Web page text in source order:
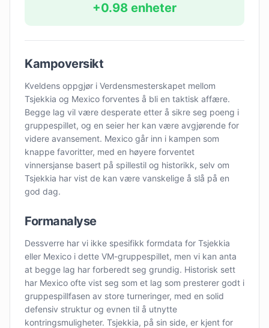
+0.98 enheter
Kampoversikt
Kveldens oppgjør i Verdensmesterskapet mellom
Tsjekkia og Mexico forventes å bli en taktisk affære.
Begge lag vil være desperate etter å sikre seg poeng i
gruppespillet, og en seier her kan være avgjørende for
videre avansement. Mexico går inn i kampen som
knappe favoritter, med en høyere forventet
vinnersjanse basert på spillestil og historikk, selv om
Tsjekkia har vist de kan være vanskelige å slå på en
god dag.
Formanalyse
Dessverre har vi ikke spesifikk formdata for Tsjekkia
eller Mexico i dette VM-gruppespillet, men vi kan anta
at begge lag har forberedt seg grundig. Historisk sett
har Mexico ofte vist seg som et lag som presterer godt i
gruppespillfasen av store turneringer, med en solid
defensiv struktur og evnen til å utnytte
kontringsmuligheter. Tsjekkia, på sin side, er kjent for